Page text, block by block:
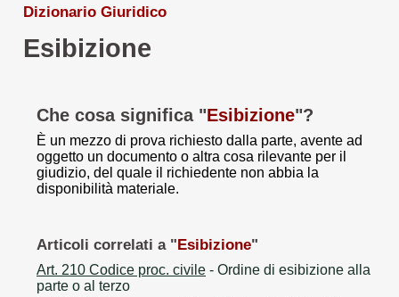
Dizionario Giuridico
Esibizione
Che cosa significa "Esibizione"?
È un mezzo di prova richiesto dalla parte, avente ad
oggetto un documento o altra cosa rilevante per il
giudizio, del quale il richiedente non abbia la
disponibilità materiale.
Articoli correlati a "Esibizione"
Art. 210 Codice proc. civile - Ordine di esibizione alla
parte o al terzo